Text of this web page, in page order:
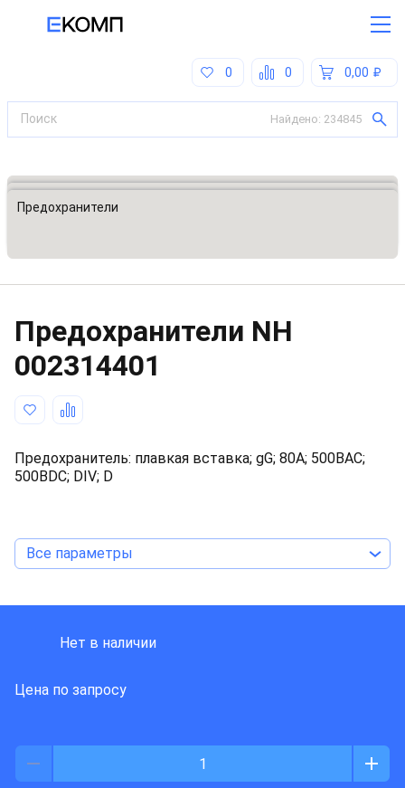
0,00
0
0
Найдено: 234845
Все категории
Предохранители, ограничители напряжения
Предохранители
Предохранители NH
002314401
Предохранитель: плавкая вставка; gG; 80А; 500ВAC;
500ВDC; DIV; D
Все параметры
Нет в наличии
Цена по запросу